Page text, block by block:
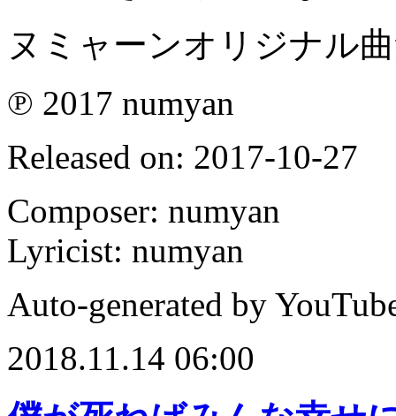
ヌミャーンオリジナル
℗ 2017 numyan
Released on: 2017-10-27
Composer: numyan
Lyricist: numyan
Auto-generated by
2018.11.14 06:00